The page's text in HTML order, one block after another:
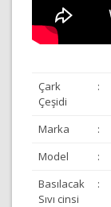
Çark
Çeşidi
:
Marka
:
Model
:
Basılacak
Sıvı cinsi
: